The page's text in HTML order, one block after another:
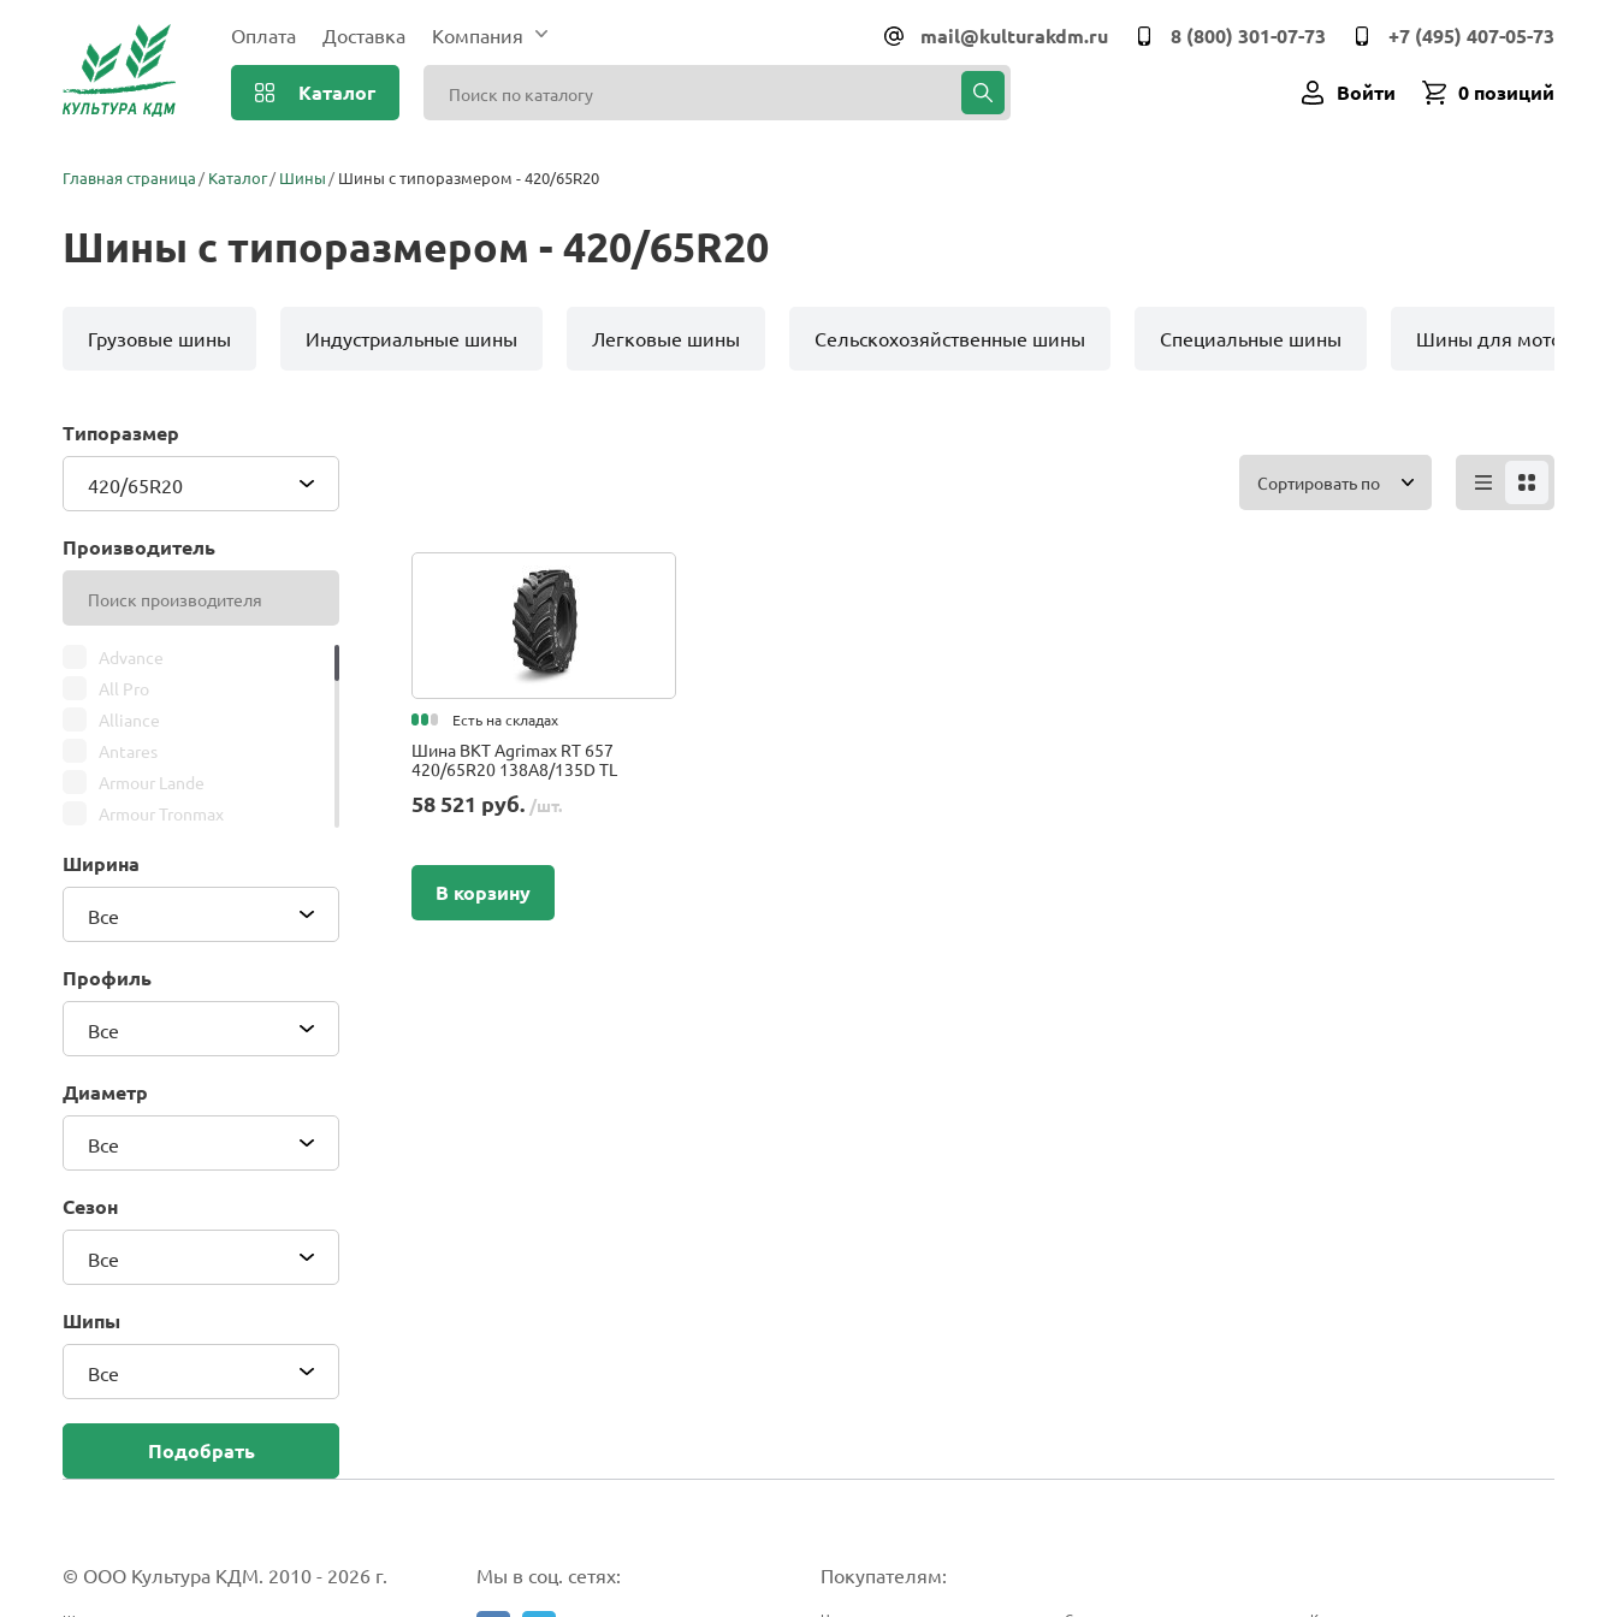
Оплата Доставка Компания +7 (495) 407-05-73
8 (800) 301-07-73
mail@kulturakdm.ru
Каталог 0 позиций
Войти
Главная страница Каталог Шины Шины с типоразмером - 420/65R20
Шины с типоразмером - 420/65R20
Грузовые шины Индустриальные шины Легковые шины Сельскохозяйственные шины Специальные шины Шины для мото
Типоразмер
420/65R20
Производитель
Advance
All Pro
Alliance
Antares
Armour Lande
Armour Tronmax
ATIRE
Bars
Belshina
BFGoodrich
BK Trailer
BKT
Camso (Solideal)
CEAT
Composit
Continental
Cordiant
CrossWind
Ширина
Все
Профиль
Все
Диаметр
Все
Сезон
Все
Шипы
Все
Подобрать
Сортировать по
Есть на складах
Шина BKT Agrimax RT 657
420/65R20 138A8/135D TL
58 521 руб. /шт.
В корзину
© ООО Культура КДМ. 2010 - 2026 г. Мы в соц. сетях: Покупателям: